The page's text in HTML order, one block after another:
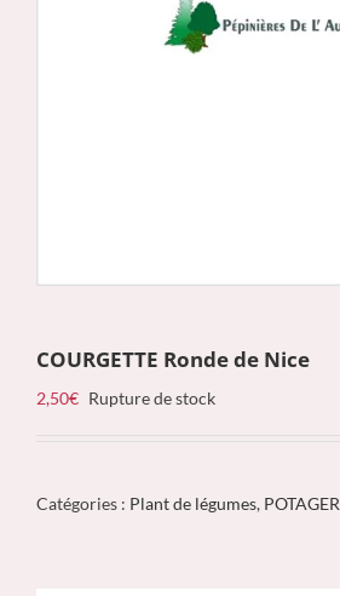
COURGETTE Ronde de Nice
2,50€ Rupture de stock
Catégories : Plant de légumes, POTAGER